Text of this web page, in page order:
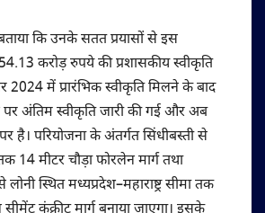
कि उनके सतत प्रयासों से इस
करोड़ रुपये की प्रशासकीय स्वीकृति
2024 में प्रारंभिक स्वीकृति मिलने के बाद
पर अंतिम स्वीकृति जारी की गई और अब
पर है। परियोजना के अंतर्गत सिंधीबस्ती से
14 मीटर चौड़ा फोरलेन मार्ग तथा
स्थित मध्यप्रदेश–महाराष्ट्र सीमा तक